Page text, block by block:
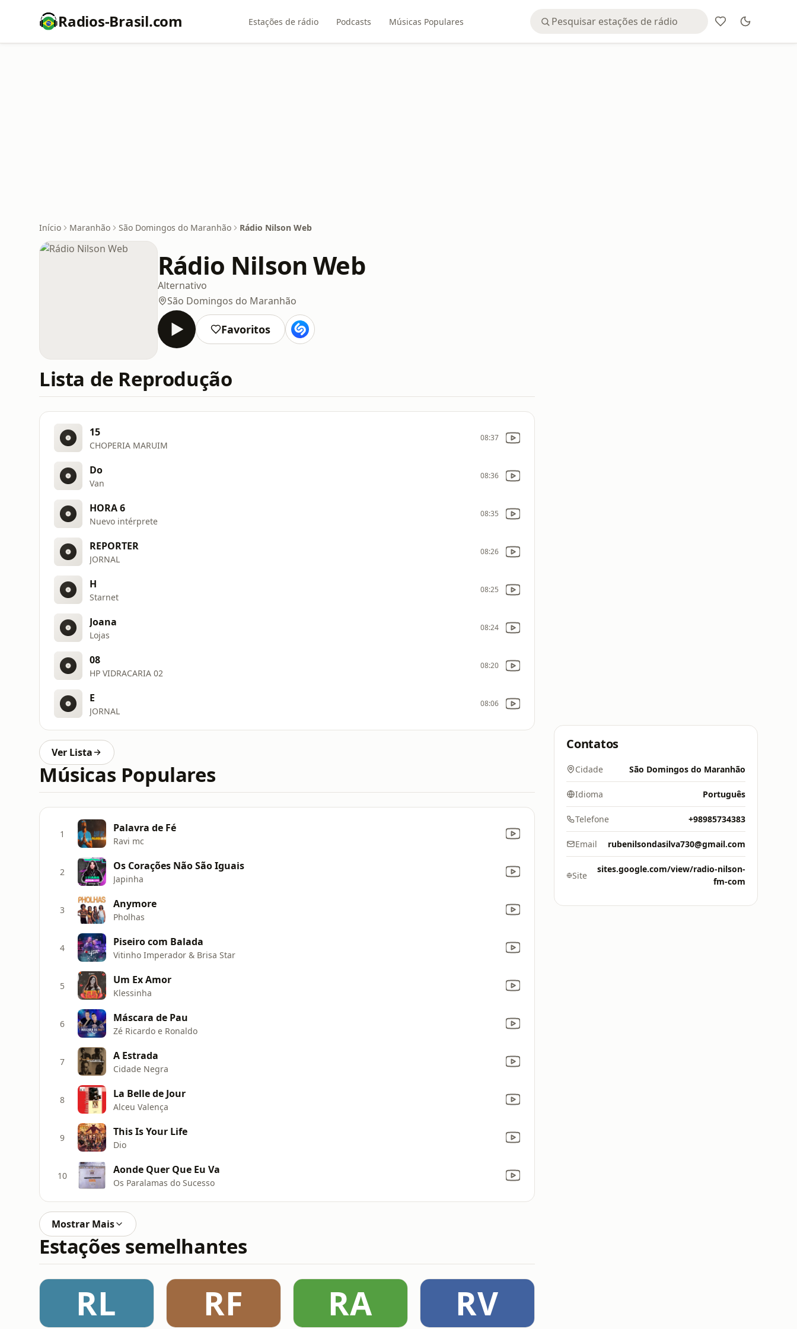
Radios-Brasil.com Estações de rádio Podcasts Músicas Populares
Início Maranhão São Domingos do Maranhão Rádio Nilson Web
Rádio Nilson Web
Alternativo
São Domingos do Maranhão
Favoritos
Lista de Reprodução
15
CHOPERIA MARUIM
08:37
Do
Van
08:36
HORA 6
Nuevo intérprete
08:35
REPORTER
JORNAL
08:26
H
Starnet
08:25
Joana
Lojas
08:24
08
HP VIDRACARIA 02
08:20
E
JORNAL
08:06
Ver Lista
Músicas Populares
1 Palavra de Fé
Ravi mc
2 Os Corações Não São Iguais
Japinha
3 Anymore
Pholhas
4 Piseiro com Balada
Vitinho Imperador & Brisa Star
5 Um Ex Amor
Klessinha
6 Máscara de Pau
Zé Ricardo e Ronaldo
7 A Estrada
Cidade Negra
8 La Belle de Jour
Alceu Valença
9 This Is Your Life
Dio
10 Aonde Quer Que Eu Va
Os Paralamas do Sucesso
Mostrar Mais
Estações semelhantes
RL RF RA RV
Contatos
Cidade São Domingos do Maranhão
Idioma Português
Telefone +98985734383
Email rubenilsondasilva730@gmail.com
Site
sites.google.com/view/radio-nilson-
fm-com